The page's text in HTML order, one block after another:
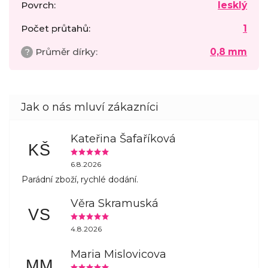
Povrch: lesklý
Počet průtahů: 1
? Průměr dírky: 0,8 mm
KŠ
Kateřina Šafaříková
6.8.2026
Parádní zboží, rychlé dodání.
VS
Věra Skramuská
4.8.2026
Maria Mislovicova